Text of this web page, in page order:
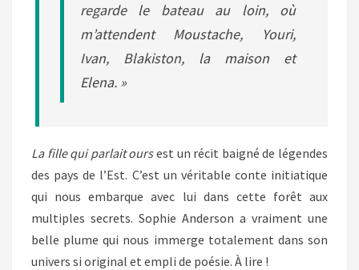
regarde le bateau au loin, où
m’attendent Moustache, Youri,
Ivan, Blakiston, la maison et
Elena. »
La fille qui parlait oursest un récit baigné de légendes
des pays de l’Est. C’est un véritable conte initiatique
qui nous embarque avec lui dans cette forêt aux
multiples secrets. Sophie Anderson a vraiment une
belle plume qui nous immerge totalement dans son
univers si original et empli de poésie. À lire !